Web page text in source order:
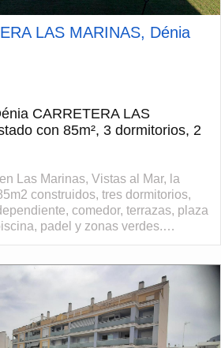
LAS MARINAS, Dénia
CARRETERA LAS
con 85m², 3 dormitorios, 2
Las Marinas, Vistas al Mar, la
construidos, tres dormitorios,
comedor, terrazas, plaza
padel y zonas verdes.